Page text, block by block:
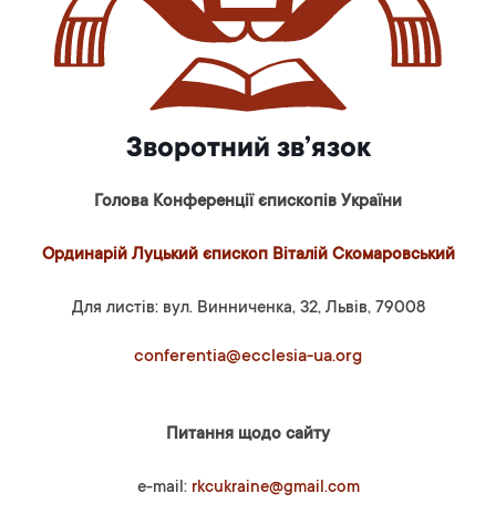
Зворотний зв’язок
Голова Конференції єпископів України
Ординарій Луцький єпископ Віталій Скомаровський
Для листів: вул. Винниченка, 32, Львів, 79008
conferentia@ecclesia-ua.org
Питання щодо сайту
e-mail: rkcukraine@gmail.com